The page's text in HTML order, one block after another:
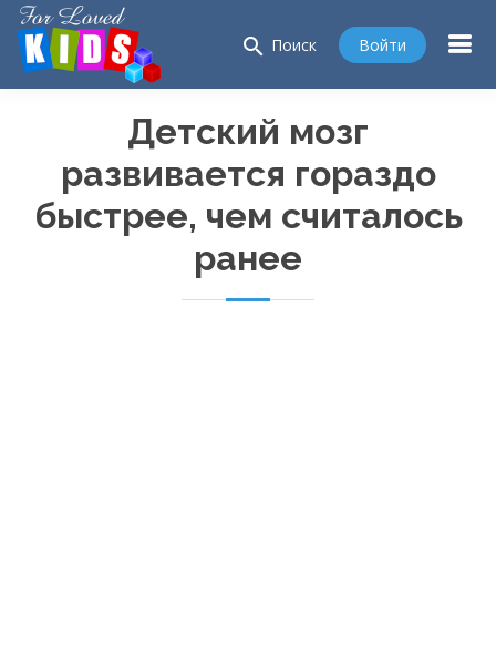
search Поиск Войти
Детский мозг
развивается гораздо
быстрее, чем считалось
ранее